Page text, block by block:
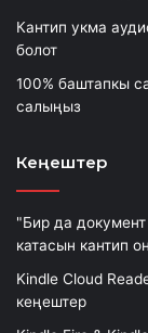
Кантип укма
болот
100% баштапкы
салыңыз
Кеңештер
"Бир да
катасын кантип
Kindle Cloud
кеңештер